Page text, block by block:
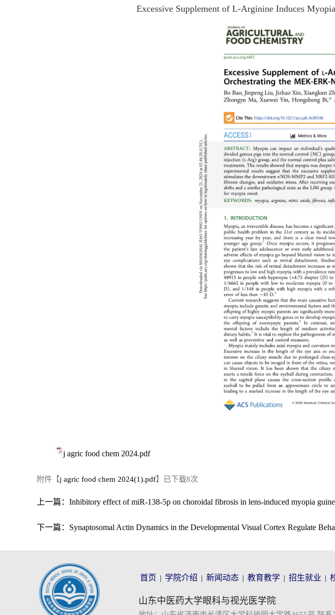
Excessive Supplement of L‑Arginine Induces
j agric food chem 2024.pdf
附件【j agric food chem 2024(1).pdf】已下载8次
上一篇： Inhibitory effect of miR-138-5p on choroidal fibrosis in lens-induced myopia
下一篇： Synaptosomal Actin Dynamics in the Developmental Visual Cortex Regulate
首页 | 学院介绍 | 新闻动态 | 教育教学 | 招生就业 |
山东中医药大学眼科与视光医学院